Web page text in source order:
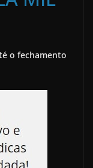
o fechamento